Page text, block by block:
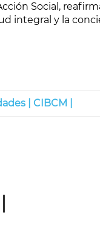
Social,
integral y la
| CIBCM |